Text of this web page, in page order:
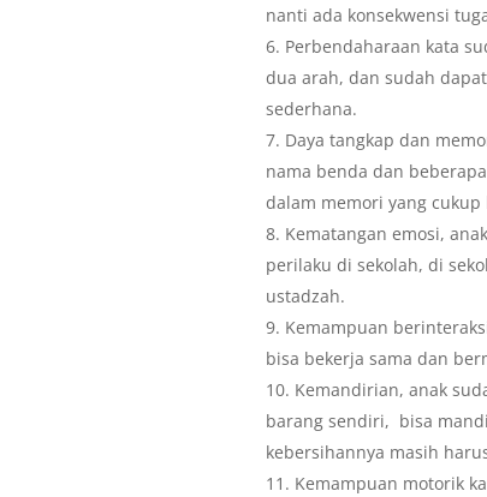
nanti ada konsekwensi
Perbendaharaan kata
dua arah, dan sudah
sederhana.
Daya tangkap dan
nama benda dan
dalam memori yang cukup
Kematangan emosi,
perilaku di sekolah, di
ustadzah.
Kemampuan
bisa bekerja sama dan
Kemandirian, anak
barang sendiri, bisa
kebersihannya masih
Kemampuan motorik